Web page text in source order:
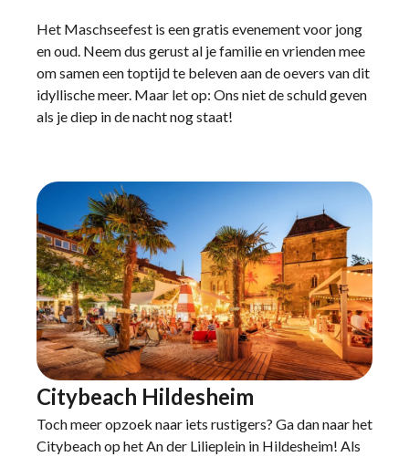
Het Maschseefest is een gratis evenement voor jong
en oud. Neem dus gerust al je familie en vrienden mee
om samen een toptijd te beleven aan de oevers van dit
idyllische meer. Maar let op: Ons niet de schuld geven
als je diep in de nacht nog staat!
Citybeach Hildesheim
Toch meer opzoek naar iets rustigers? Ga dan naar het
Citybeach op het An der Lilieplein in Hildesheim! Als